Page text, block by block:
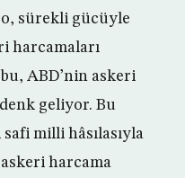
sürekli gücüyle
harcamaları
ABD’nin askeri
geliyor. Bu
milli hâsılasıyla
askeri harcama